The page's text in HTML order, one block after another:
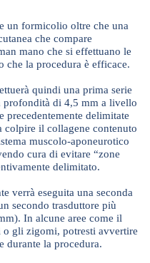
un formicolio oltre che una
che compare
mano che si effettuano le
che la procedura è efficace.
quindi una prima serie
profondità di 4,5 mm a livello
precedentemente delimitate
colpire il collagene contenuto
muscolo-aponeurotico
cura di evitare “zone
delimitato.
verrà eseguita una seconda
secondo trasduttore più
In alcune aree come il
o gli zigomi, potresti avvertire
durante la procedura.